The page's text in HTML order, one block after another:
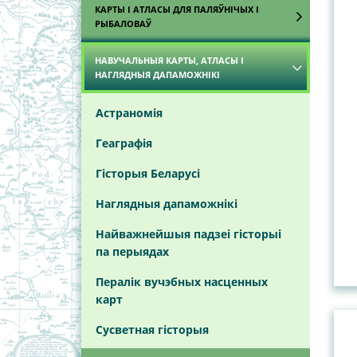
Беларусь
Турысцкія карты Рэспублікі
Беларусь
Гродзенская вобласць
Магілёўская вобласць
Мінская вобласць
КАРТЫ І АТЛАСЫ ДЛЯ ПАЛЯЎНІЧЫХ І
РЫБАЛОВАЎ
Атласы паляўнічага і рыбалова
Карты
НАВУЧАЛЬНЫЯ КАРТЫ, АТЛАСЫ І
НАГЛЯДНЫЯ ДАПАМОЖНІКІ
Астраномія
Геаграфія
Гісторыя Беларусі
Наглядныя дапаможнікі
Найважнейшыя падзеі гісторыі
па перыядах
Пералік вучэбных насценных
карт
Сусветная гісторыя